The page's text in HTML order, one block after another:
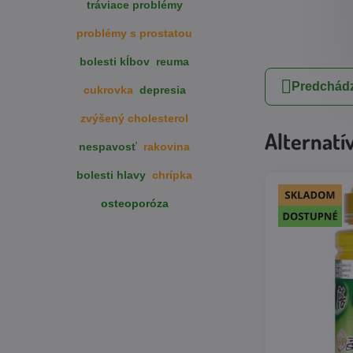
tráviace problémy
problémy s prostatou
bolesti kĺbov reuma
cukrovka depresia
zvýšený cholesterol
nespavosť rakovina
bolesti hlavy chrípka
osteoporóza